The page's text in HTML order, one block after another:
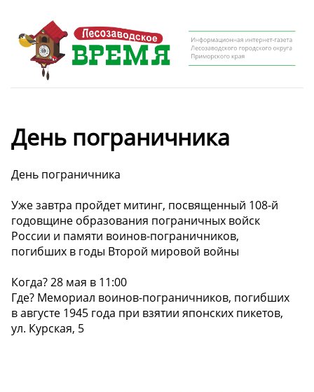
День пограничника
День пограничника
Уже завтра пройдет митинг, посвященный 108-й
годовщине образования пограничных войск
России и памяти воинов-пограничников,
погибших в годы Второй мировой войны
Когда? 28 мая в 11:00
Где? Мемориал воинов-пограничников, погибших
в августе 1945 года при взятии японских пикетов,
ул. Курская, 5